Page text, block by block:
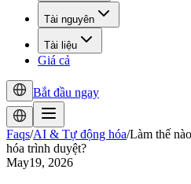
Tài nguyên
Tài liệu
Giá cả
Bắt đầu ngay
Faqs/AI & Tự động hóa/Làm thế
hóa trình duyệt?
May19, 2026